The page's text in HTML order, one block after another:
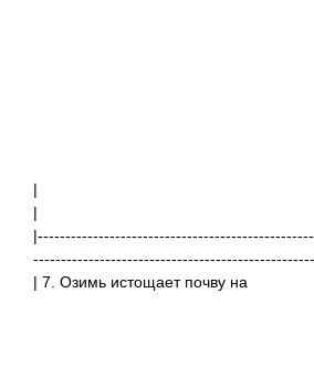
| 7. Озимь истощает